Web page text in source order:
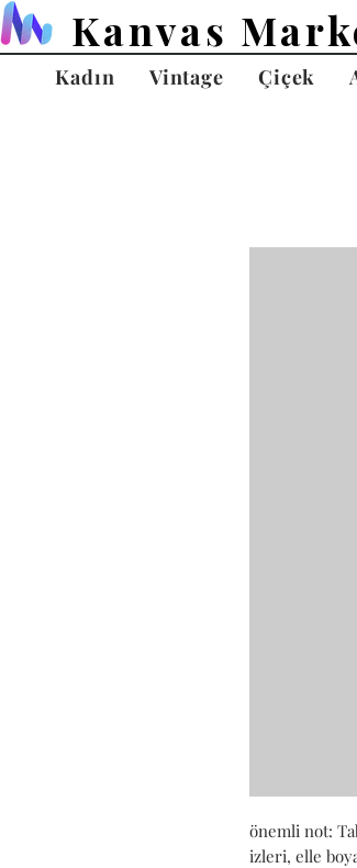
Kanvas
Kadın
Vintage Çiçek
önemli not:
izleri, elle